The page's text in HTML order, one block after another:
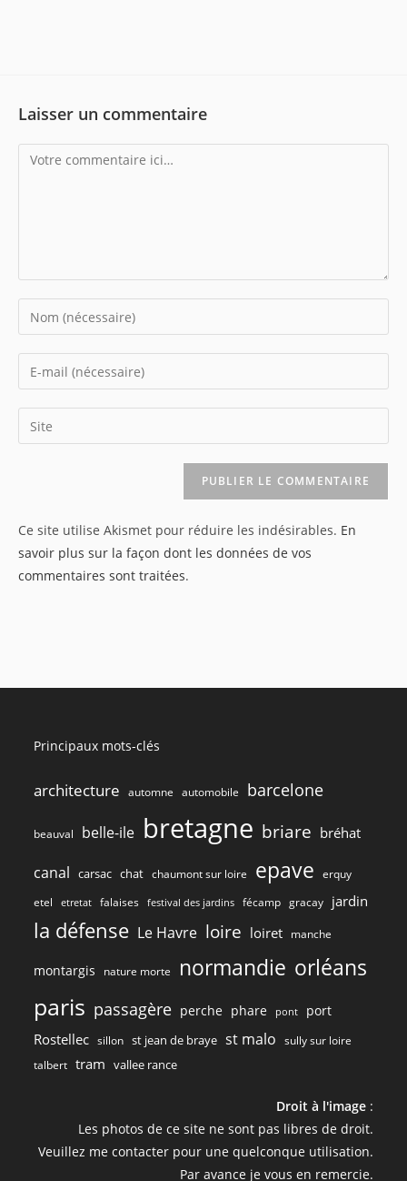
Laisser un commentaire
Comment
Enter
your
name
comment
Enter
your
email
address
Saisir
l’URL
(facultatif)
Ce site utilise Akismet pour réduire les indésirables. En
savoir plus sur la façon dont les données de vos
commentaires sont traitées.
Principaux mots-clés
architecture automne automobile barcelone
beauval belle-ile bretagne briare bréhat
canal carsac chat chaumont sur loire epave erquy
etel etretat falaises festival des jardins fécamp gracay jardin
la défense Le Havre loire loiret manche
montargis nature morte normandie orléans
paris passagère perche phare pont port
Rostellec sillon st jean de braye st malo sully sur loire
talbert tram vallee rance
Droit à l'image:
Les photos de ce site ne sont pas libres de droit.
Veuillez me contacter pour une quelconque utilisation.
Par avance je vous en remercie.